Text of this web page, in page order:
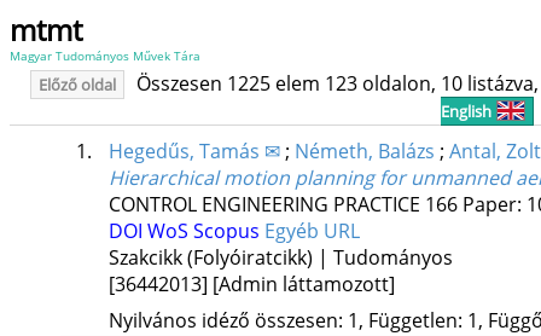
mtmt
Magyar Tudományos Művek Tára
Előző oldal Összesen 1225 elem 123 oldalon, 10
English
1. Hegedűs, Tamás ✉; Németh, Balázs ; Antal,
Hierarchical motion planning for unmanned
CONTROL ENGINEERING PRACTICE 166 Paper:
DOI WoS Scopus Egyéb URL
Szakcikk (Folyóiratcikk) | Tudományos
[36442013] [Admin láttamozott]
Nyilvános idéző összesen: 1, Független: 1,